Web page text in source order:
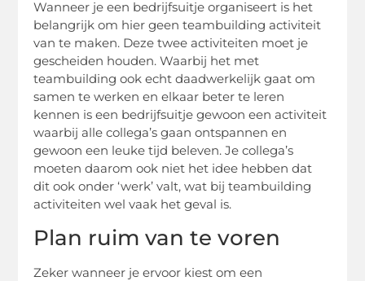
Wanneer je een bedrijfsuitje organiseert is het
belangrijk om hier geen teambuilding activiteit
van te maken. Deze twee activiteiten moet je
gescheiden houden. Waarbij het met
teambuilding ook echt daadwerkelijk gaat om
samen te werken en elkaar beter te leren
kennen is een bedrijfsuitje gewoon een activiteit
waarbij alle collega’s gaan ontspannen en
gewoon een leuke tijd beleven. Je collega’s
moeten daarom ook niet het idee hebben dat
dit ook onder ‘werk’ valt, wat bij teambuilding
activiteiten wel vaak het geval is.
Plan ruim van te voren
Zeker wanneer je ervoor kiest om een